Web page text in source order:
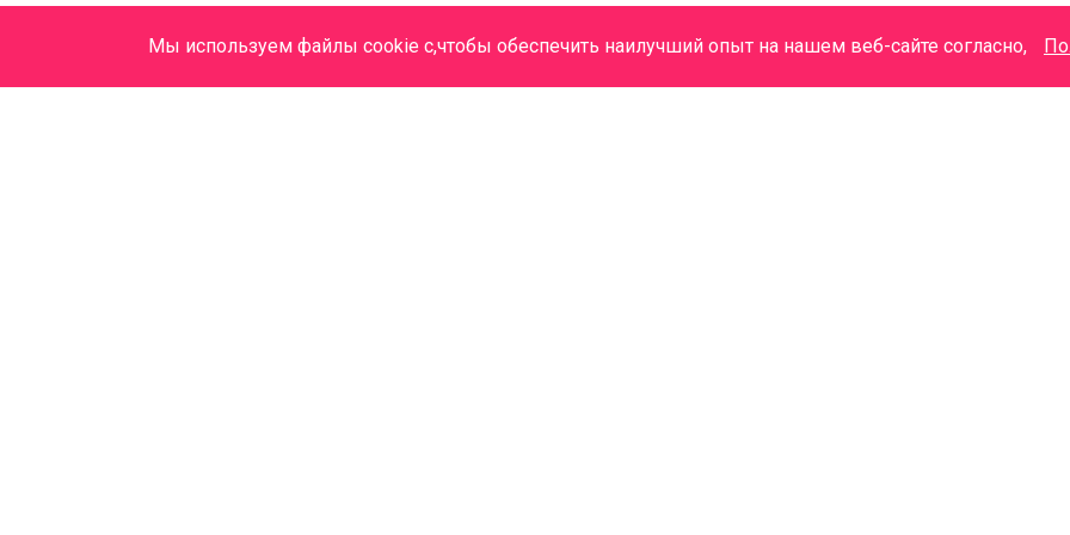
Мы используем файлы cookie с,чтобы обеспечить наилучший опыт на нашем веб-сайте согласно,